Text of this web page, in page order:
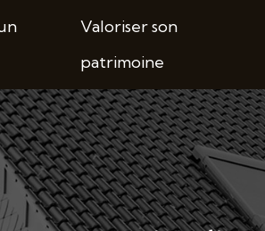
Valoriser son
patrimoine